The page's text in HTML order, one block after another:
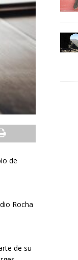
de
Rocha
de su